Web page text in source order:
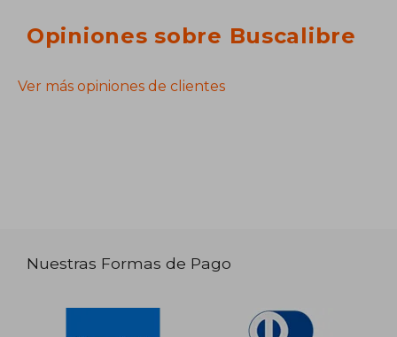
Opiniones sobre Buscalibre
Ver más opiniones de clientes
Nuestras Formas de Pago